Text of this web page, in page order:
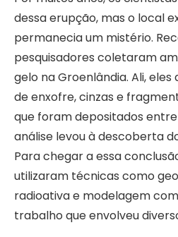
dessa erupção, mas o local
permanecia um mistério.
pesquisadores coletaram
gelo na Groenlândia. Ali,
de enxofre, cinzas e
que foram depositados entre
análise levou à descoberta
Para chegar a essa
utilizaram técnicas como
radioativa e modelagem
trabalho que envolveu